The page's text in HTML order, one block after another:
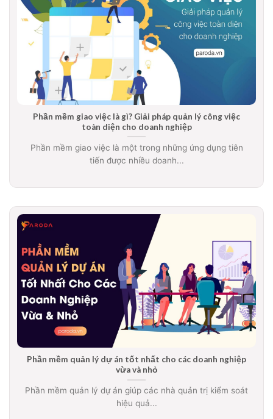
Phần mềm giao việc là gì? Giải pháp quản lý công việc
toàn diện cho doanh nghiệp
Phần mềm giao việc là một trong những ứng dụng tiên
tiến được nhiều doanh...
Phần mềm quản lý dự án tốt nhất cho các doanh nghiệp
vừa và nhỏ
Phần mềm quản lý dự án giúp các nhà quản trị kiểm soát
hiệu quả...